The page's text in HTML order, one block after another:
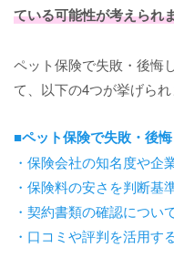
ている可能性が考えられ
ペット保険で失敗・後悔
て、以下の4つが挙げられ
■ペット保険で失敗・後
・保険会社の知名度や企
・保険料の安さを判断基
・契約書類の確認につい
・口コミや評判を活用す